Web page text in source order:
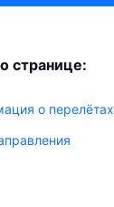
странице:
о перелётах